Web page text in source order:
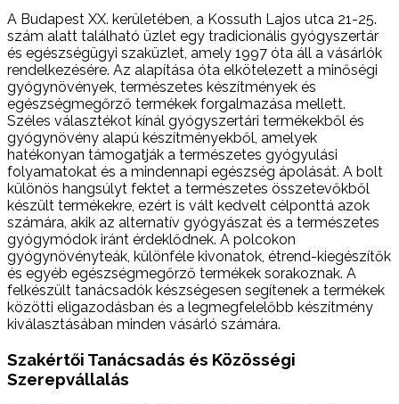
A Budapest XX. kerületében, a Kossuth Lajos utca 21-25.
szám alatt található üzlet egy tradicionális gyógyszertár
és egészségügyi szaküzlet, amely 1997 óta áll a vásárlók
rendelkezésére. Az alapítása óta elkötelezett a minőségi
gyógynövények, természetes készítmények és
egészségmegőrző termékek forgalmazása mellett.
Széles választékot kínál gyógyszertári termékekből és
gyógynövény alapú készítményekből, amelyek
hatékonyan támogatják a természetes gyógyulási
folyamatokat és a mindennapi egészség ápolását. A bolt
különös hangsúlyt fektet a természetes összetevőkből
készült termékekre, ezért is vált kedvelt célponttá azok
számára, akik az alternatív gyógyászat és a természetes
gyógymódok iránt érdeklődnek. A polcokon
gyógynövényteák, különféle kivonatok, étrend-kiegészítők
és egyéb egészségmegőrző termékek sorakoznak. A
felkészült tanácsadók készségesen segítenek a termékek
közötti eligazodásban és a legmegfelelőbb készítmény
kiválasztásában minden vásárló számára.
Szakértői Tanácsadás és Közösségi
Szerepvállalás